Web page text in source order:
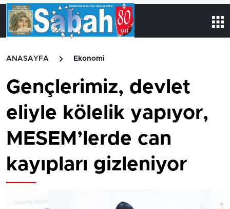
ANASAYFA Ekonomi
Gençlerimiz, devlet
eliyle kölelik yapıyor,
MESEM’lerde can
kayıpları gizleniyor